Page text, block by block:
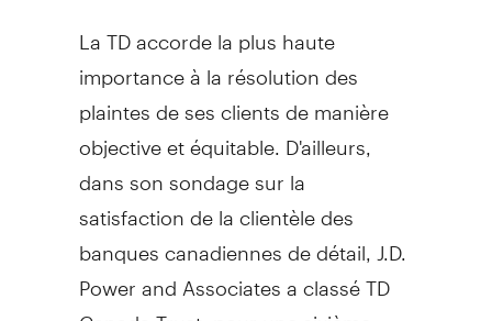
La TD accorde la plus haute
importance à la résolution des
plaintes de ses clients de manière
objective et équitable. D'ailleurs,
dans son sondage sur la
satisfaction de la clientèle des
banques canadiennes de détail, J.D.
Power and Associates a classé TD